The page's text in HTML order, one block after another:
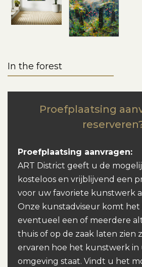
In the forest
Proefplaatsing
Proefplaatsing aanvragen:
ART District geeft u de
kosteloos en vrijblijvend een
voor uw favoriete kunstwerk
Onze kunstadviseur komt
eventueel een of meerdere
thuis of op de zaak laten zien
ervaren hoe het kunstwerk in
omgeving staat. Vindt u het